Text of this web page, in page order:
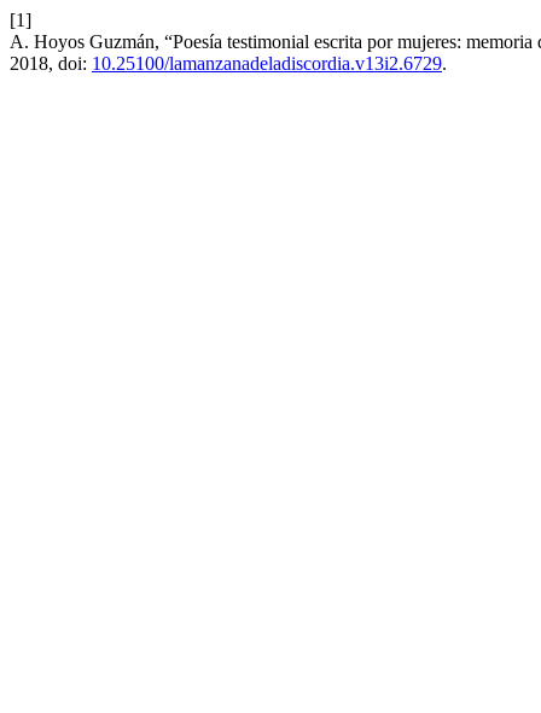
[1]
A. Hoyos Guzmán, “Poesía testimonial escrita por mujeres:
2018, doi: 10.25100/lamanzanadeladiscordia.v13i2.6729.